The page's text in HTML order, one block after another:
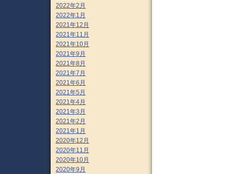
2022年2月
2022年1月
2021年12月
2021年11月
2021年10月
2021年9月
2021年8月
2021年7月
2021年6月
2021年5月
2021年4月
2021年3月
2021年2月
2021年1月
2020年12月
2020年11月
2020年10月
2020年9月